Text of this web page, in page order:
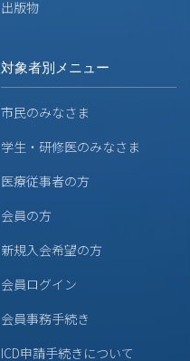
出版物
対象者別メニュー
市民のみなさま
学生・研修医のみなさま
医療従事者の方
会員の方
新規入会希望の方
会員ログイン
会員事務手続き
ICD申請手続きについて